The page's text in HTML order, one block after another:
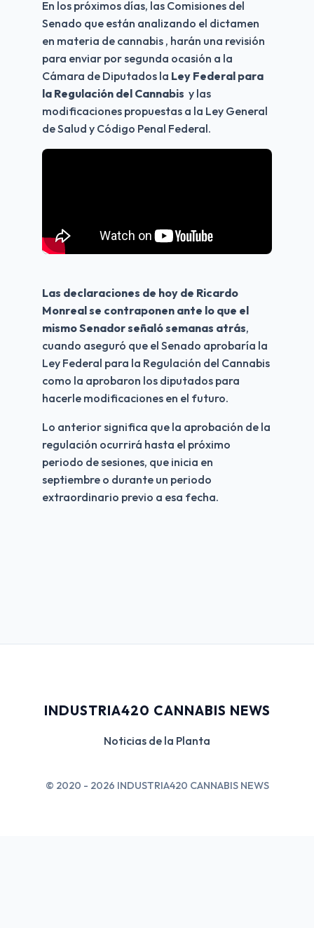
En los próximos días, las Comisiones del
Senado que están analizando el dictamen
en materia de cannabis , harán una revisión
para enviar por segunda ocasión a la
Cámara de Diputados la Ley Federal para
la Regulación del Cannabis y las
modificaciones propuestas a la Ley General
de Salud y Código Penal Federal.
Las declaraciones de hoy de Ricardo
Monreal se contraponen ante lo que el
mismo Senador señaló semanas atrás,
cuando aseguró que el Senado aprobaría la
Ley Federal para la Regulación del Cannabis
como la aprobaron los diputados para
hacerle modificaciones en el futuro.
Lo anterior significa que la aprobación de la
regulación ocurrirá hasta el próximo
periodo de sesiones, que inicia en
septiembre o durante un periodo
extraordinario previo a esa fecha.
INDUSTRIA420 CANNABIS NEWS
Noticias de la Planta
© 2020 - 2026 INDUSTRIA420 CANNABIS NEWS